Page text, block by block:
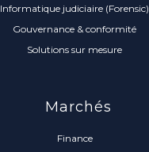
Informatique judiciaire (Forensic)
Gouvernance & conformité
Solutions sur mesure
Marchés
Finance